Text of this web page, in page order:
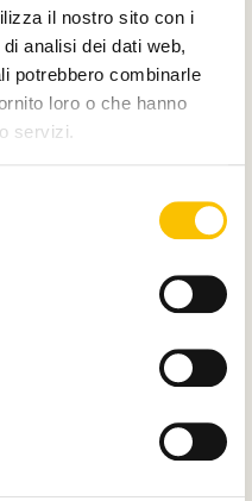
il nostro sito con i
analisi dei dati web,
potrebbero combinarle
loro o che hanno
servizi.